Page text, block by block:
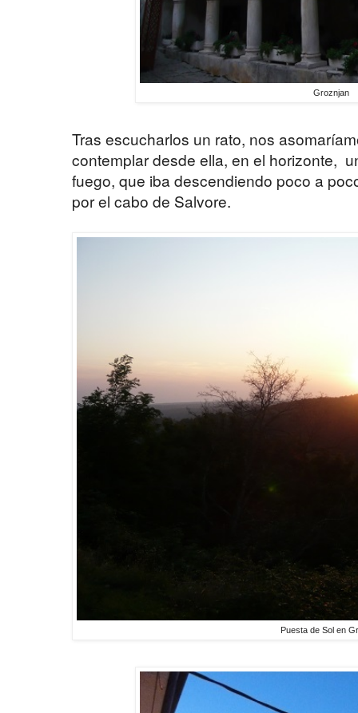
Groznjan
Tras escucharlos un rato, nos
contemplar desde ella, en el horizonte,
fuego, que iba descendiendo poco a
por el cabo de Salvore.
Puesta de Sol en